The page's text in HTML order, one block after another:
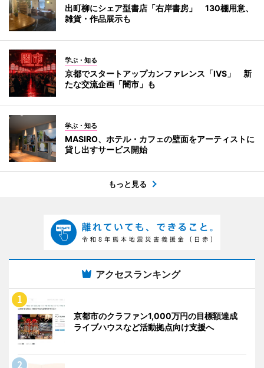
出町柳にシェア型書店「右岸書房」 130棚用意、
雑貨・作品展示も
学ぶ・知る
京都でスタートアップカンファレンス「IVS」 新
たな交流企画「闇市」も
学ぶ・知る
MASIRO、ホテル・カフェの壁面をアーティストに
貸し出すサービス開始
もっと見る
アクセスランキング
京都市のクラファン1,000万円の目標額達成
ライブハウスなど活動拠点向け支援へ